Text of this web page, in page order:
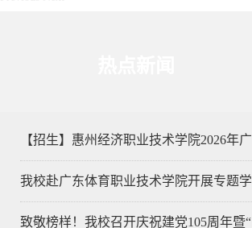
【招生】惠州经济职业技术学院2026年广
我校赴广东体育职业技术学院开展专题学
致敬榜样！我校召开庆祝建党105周年暨“